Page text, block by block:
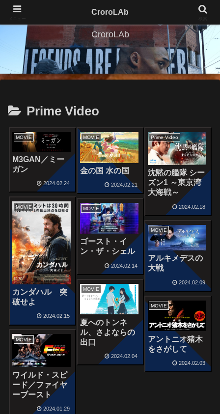
CroroLAb
Prime Video
MOVIE
M3GAN／ミー
ガン
2024.02.24
MOVIE
金の国 水の国
2024.02.21
Prime Video
沈黙の艦隊 シー
ズン1 ～東京湾
大海戦～
2024.02.18
MOVIE
カンダハル 突
破せよ
2024.02.15
MOVIE
ゴースト・イ
ン・ザ・シェル
2024.02.14
MOVIE
アルキメデスの
大戦
2024.02.09
MOVIE
夏へのトンネ
ル、さよならの
出口
2024.02.04
MOVIE
アントニオ猪木
をさがして
2024.02.03
MOVIE
ワイルド・スピ
ード／ファイヤ
ーブースト
2024.01.29
CroroLAb